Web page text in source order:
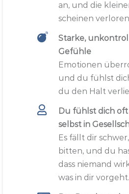
an, und die
scheinen
Starke,
Gefühle
Emotionen
und du fühlst
du den Halt
Du fühlst dich oft
selbst in
Es fällt dir
bitten, und du
dass niemand
was in dir vorgeht.